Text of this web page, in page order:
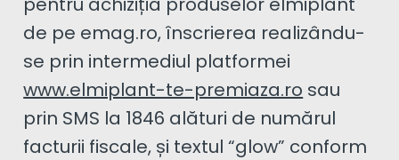
pentru achiziția produselor elmiplant
de pe emag.ro, înscrierea realizându-
se prin intermediul platformei
www.elmiplant-te-premiaza.ro sau
prin SMS la 1846 alături de numărul
facturii fiscale, și textul “glow” conform